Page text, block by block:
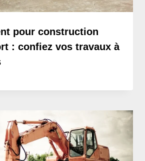
pour construction
: confiez vos travaux à